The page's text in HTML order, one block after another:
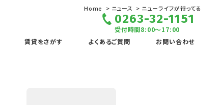
賃貸をさがす よくあるご質問 お問い合わせ
0263-32-1151
受付時間8:00～17:00
Home ニュース ニューライフが待ってる